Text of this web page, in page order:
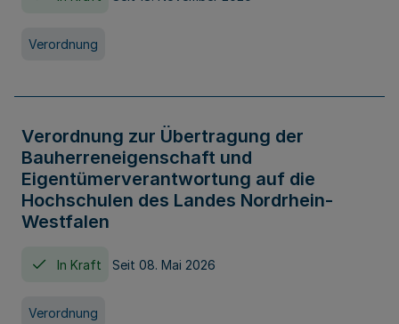
Verordnung
Verordnung zur Übertragung der
Bauherreneigenschaft und
Eigentümerverantwortung auf die
Hochschulen des Landes Nordrhein-
Westfalen
In Kraft Seit 08. Mai 2026
Verordnung